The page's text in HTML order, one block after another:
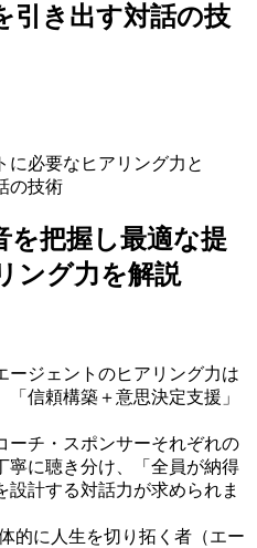
引き出す対話の技
を把握し最適な提
ング力を解説
ージェントのヒアリング力は
「信頼構築＋意思決定支援」
ーチ・スポンサーそれぞれの
寧に聴き分け、「全員が納得
設計する対話力が求められま
的に人生を切り拓く者（エー